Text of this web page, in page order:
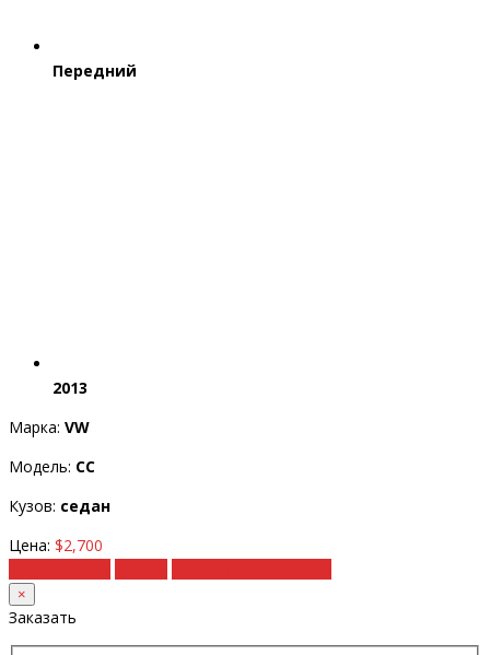
Передний
2013
Марка: VW
Модель: CC
Кузов: седан
Цена: $2,700
×
Заказать